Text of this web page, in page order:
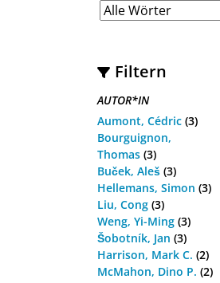
Filtern
AUTOR*IN
Aumont, Cédric (3)
Bourguignon,
Thomas (3)
Buček, Aleš (3)
Hellemans, Simon (3)
Liu, Cong (3)
Weng, Yi-Ming (3)
Šobotník, Jan (3)
Harrison, Mark C. (2)
McMahon, Dino P. (2)